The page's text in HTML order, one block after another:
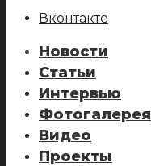
Вконтакте
Новости
Статьи
Интервью
Фотогалерея
Видео
Проекты